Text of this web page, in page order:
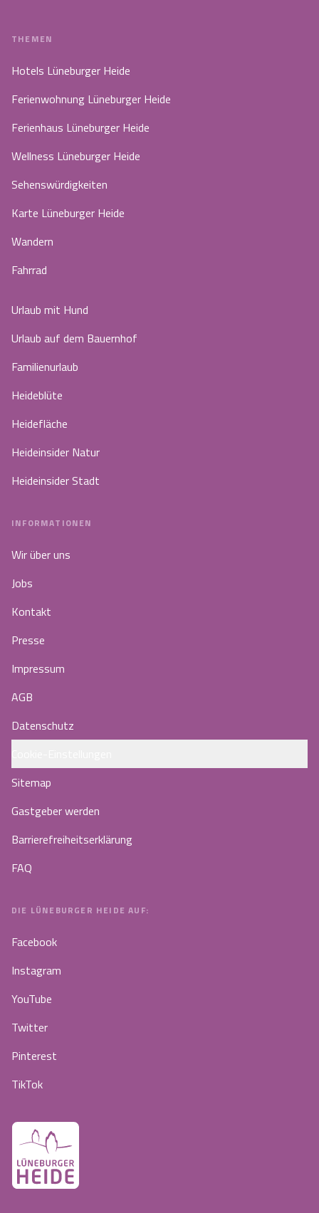
THEMEN
Hotels Lüneburger Heide
Ferienwohnung Lüneburger Heide
Ferienhaus Lüneburger Heide
Wellness Lüneburger Heide
Sehenswürdigkeiten
Karte Lüneburger Heide
Wandern
Fahrrad
Urlaub mit Hund
Urlaub auf dem Bauernhof
Familienurlaub
Heideblüte
Heidefläche
Heideinsider Natur
Heideinsider Stadt
INFORMATIONEN
Wir über uns
Jobs
Kontakt
Presse
Impressum
AGB
Datenschutz
Sitemap
Gastgeber werden
Barrierefreiheitserklärung
FAQ
DIE LÜNEBURGER HEIDE AUF:
Facebook
Instagram
YouTube
Twitter
Pinterest
TikTok